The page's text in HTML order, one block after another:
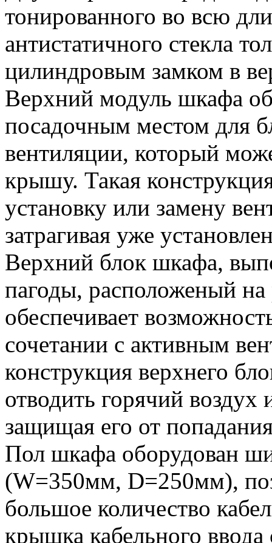
тонированного во всю
антистатичного стекла
цилиндровым замком в
Верхний модуль шкафа
посадочным местом для
вентиляции, который
крышу. Такая
установку или замену
затрагивая уже
Верхний блок шкафа,
пагоды, расположеный
обеспечивает
сочетании с активным
конструкция верхнего
отводить горячий
защищая его от
Пол шкафа оборудован
(W=350мм, D=250мм),
большое количество
крышка кабельного